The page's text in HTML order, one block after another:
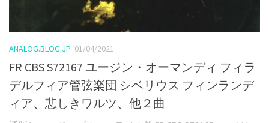
ANALOG.BLOG.JP 01/04/2021
FR CBS S72167 ユージン・オーマンディ フィラ
デルフィア管弦楽団 シベリウス フィンランデ
ィア、悲しきワルツ、他２曲